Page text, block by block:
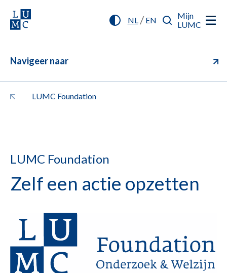
NL/ EN
Mijn
LUMC
Navigeer naar
LUMC Foundation
LUMC Foundation
Zelf een actie opzetten